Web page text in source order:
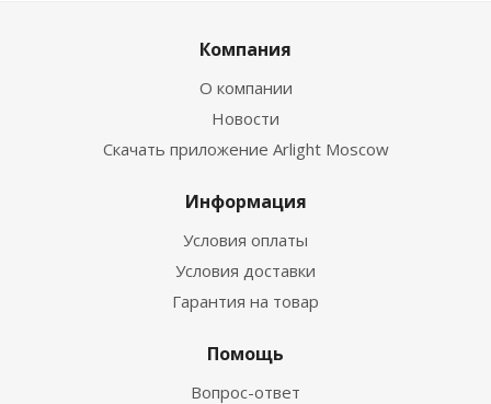
Компания
О компании
Новости
Скачать приложение Arlight Moscow
Информация
Условия оплаты
Условия доставки
Гарантия на товар
Помощь
Вопрос-ответ